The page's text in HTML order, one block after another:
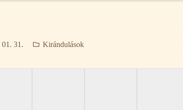
01. 31. Kirándulások